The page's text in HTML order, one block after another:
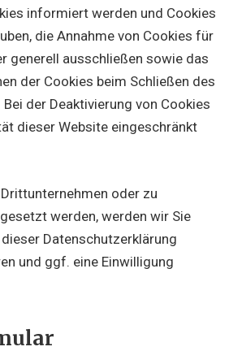
informiert werden und Cookies
die Annahme von Cookies für
generell ausschließen sowie das
der Cookies beim Schließen des
der Deaktivierung von Cookies
dieser Website eingeschränkt
oder zu
werden, werden wir Sie
Datenschutzerklärung
und ggf. eine Einwilligung